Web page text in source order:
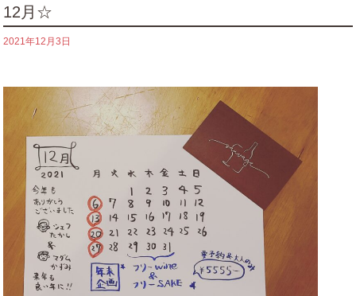
12月☆
2021年12月3日